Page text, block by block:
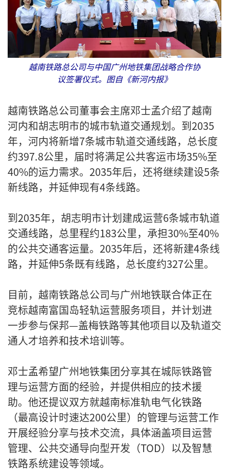
越南铁路总公司与中国广州地铁集团战略合作协
议签署仪式。图自《新河内报》
越南铁路总公司董事会主席邓士孟介绍了越南
河内和胡志明市的城市轨道交通规划。到2035
年，河内将新增7条城市轨道交通线路，总长度
约397.8公里，届时将满足公共客运市场35%至
40%的运力需求。2035年后，还将继续建设5条
新线路，并延伸现有4条线路。
到2035年，胡志明市计划建成运营6条城市轨道
交通线路，总里程约183公里，承担30%至40%
的公共交通客运量。2035年后，还将新建4条线
路，并延伸5条既有线路，总长度约327公里。
目前，越南铁路总公司与广州地铁联合体正在
竞标越南富国岛轻轨运营服务项目，并计划进
一步参与保邦—盖梅铁路等其他项目以及轨道交
通人才培养和技术培训等。
邓士孟希望广州地铁集团分享其在城际铁路管
理与运营方面的经验，并提供相应的技术援
助。他还提议双方就越南标准轨电气化铁路
（最高设计时速达200公里）的管理与运营工作
开展经验分享与技术交流，具体涵盖项目运营
管理、公共交通导向型开发（TOD）以及智慧
铁路系统建设等领域。